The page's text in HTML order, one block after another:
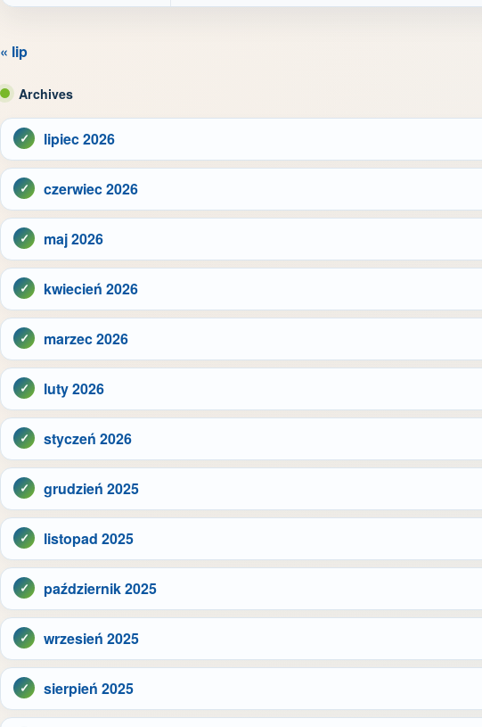
« lip
Archives
lipiec 2026
czerwiec 2026
maj 2026
kwiecień 2026
marzec 2026
luty 2026
styczeń 2026
grudzień 2025
listopad 2025
październik 2025
wrzesień 2025
sierpień 2025